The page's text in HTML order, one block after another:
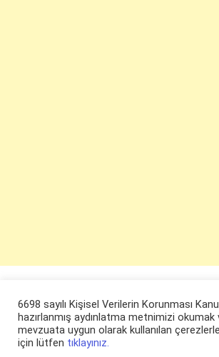
6698 sayılı Kişisel Verilerin Korunması
hazırlanmış aydınlatma metnimizi
mevzuata uygun olarak kullanılan
için lütfen tıklayınız.